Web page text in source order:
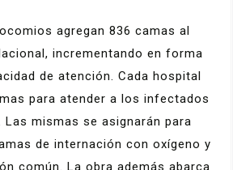
agregan 836 camas al
incrementando en forma
de atención. Cada hospital
para atender a los infectados
mismas se asignarán para
de internación con oxígeno y
común. La obra además abarca